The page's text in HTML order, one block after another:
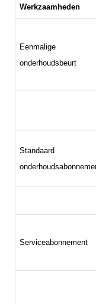
Werkzaamheden
Eenmalige
onderhoudsbeurt
Standaard
Serviceabonnement